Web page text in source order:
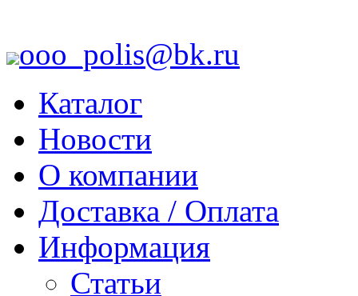
ooo_polis@bk.ru
Каталог
Новости
О компании
Доставка / Оплата
Информация
Статьи